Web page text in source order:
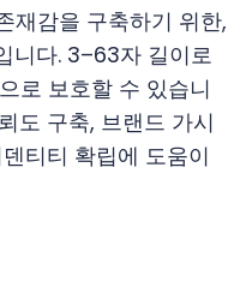
재감을 구축하기 위한,
니다. 3–63자 길이로
로 보호할 수 있습니
도 구축, 브랜드 가시
티티 확립에 도움이